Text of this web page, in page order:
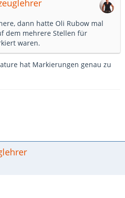
dann hatte Oli Rubow mal
dem mehrere Stellen für
waren.
hat Markierungen genau zu